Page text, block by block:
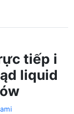
tiếp i
liquid